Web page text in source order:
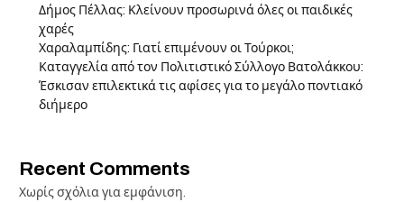
Δήμος Πέλλας: Κλείνουν προσωρινά όλες οι παιδικές
χαρές
Χαραλαμπίδης: Γιατί επιμένουν οι Τούρκοι;
Καταγγελία από τον Πολιτιστικό Σύλλογο Βατολάκκου:
Έσκισαν επιλεκτικά τις αφίσες για το μεγάλο ποντιακό
διήμερο
Recent Comments
Χωρίς σχόλια για εμφάνιση.